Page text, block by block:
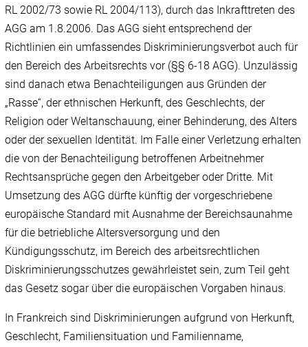
RL 2002/73 sowie RL 2004/113), durch das Inkrafttreten des
AGG am 1.8.2006. Das AGG sieht entsprechend der
Richtlinien ein umfassendes Diskriminierungsverbot auch für
den Bereich des Arbeitsrechts vor (§§ 6-18 AGG). Unzulässig
sind danach etwa Benachteiligungen aus Gründen der
„Rasse“, der ethnischen Herkunft, des Geschlechts, der
Religion oder Weltanschauung, einer Behinderung, des Alters
oder der sexuellen Identität. Im Falle einer Verletzung erhalten
die von der Benachteiligung betroffenen Arbeitnehmer
Rechtsansprüche gegen den Arbeitgeber oder Dritte. Mit
Umsetzung des AGG dürfte künftig der vorgeschriebene
europäische Standard mit Ausnahme der Bereichsaunahme
für die betriebliche Altersversorgung und den
Kündigungsschutz, im Bereich des arbeitsrechtlichen
Diskriminierungsschutzes gewährleistet sein, zum Teil geht
das Gesetz sogar über die europäischen Vorgaben hinaus.
In Frankreich sind Diskriminierungen aufgrund von Herkunft,
Geschlecht, Familiensituation und Familienname,